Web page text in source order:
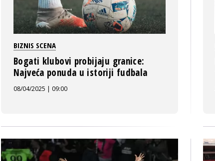
BIZNIS SCENA
Bogati klubovi probijaju granice:
Najveća ponuda u istoriji fudbala
08/04/2025 | 09:00